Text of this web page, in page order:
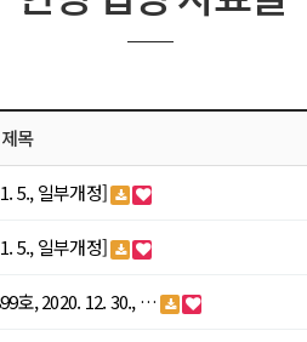
제목
5., 일부개정]
5., 일부개정]
호, 2020. 12. 30., …